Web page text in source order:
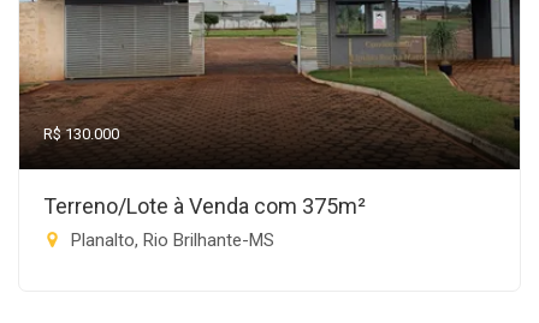
R$ 130.000
Terreno/Lote à Venda com 375m²
Planalto, Rio Brilhante-MS